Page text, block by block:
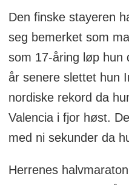
Den finske stayeren
seg bemerket som
som 17-åring løp hun
år senere slettet hun
nordiske rekord da
Valencia i fjor høst.
med ni sekunder da
Herrenes